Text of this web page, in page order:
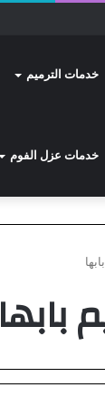
خدمات الترميم
خدمات عزل الفوم